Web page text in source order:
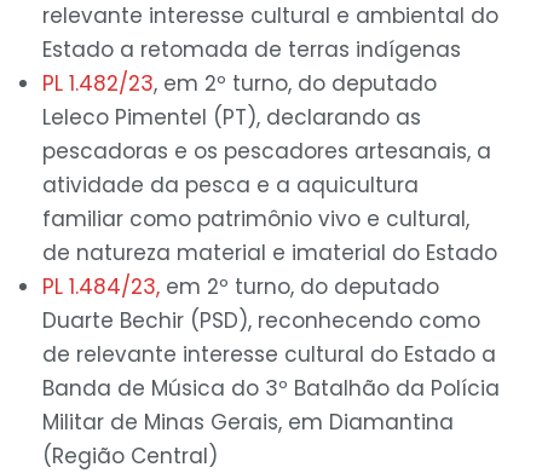
relevante interesse cultural e ambiental do
Estado a retomada de terras indígenas
PL 1.482/23, em 2º turno, do deputado
Leleco Pimentel (PT), declarando as
pescadoras e os pescadores artesanais, a
atividade da pesca e a aquicultura
familiar como patrimônio vivo e cultural,
de natureza material e imaterial do Estado
PL 1.484/23, em 2º turno, do deputado
Duarte Bechir (PSD), reconhecendo como
de relevante interesse cultural do Estado a
Banda de Música do 3º Batalhão da Polícia
Militar de Minas Gerais, em Diamantina
(Região Central)